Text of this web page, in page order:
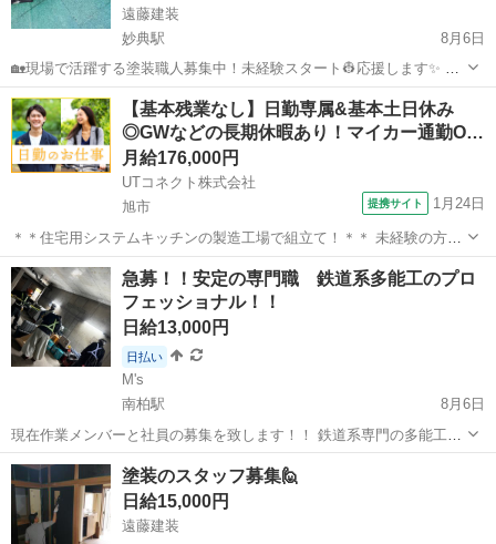
遠藤建装
妙典駅
8月6日
🏡現場で活躍する塗装職人募集中！未経験スタート👷応援します✨ 市
川や浦安で住宅塗装などを行う遠藤建装です☺️🏘️ 当店では現在塗装ス
タッフ🎨を募集中📢 経験者はもちろん、未経験の方も活躍できる環境
になっています...
千葉 市川市 妙典駅 その他
【基本残業なし】日勤専属&基本土日休み
◎GWなどの長期休暇あり！マイカー通勤O…
月給176,000円
UTコネクト株式会社
旭市
提携サイト 1月24日
＊＊住宅用システムキッチンの製造工場で組立て！＊＊ 未経験の方歓
迎！ 細かい作業をするのが得意な方にオススメのお仕事★ わからない
ことがあればすぐ聞ける環境なので、 初めての方も安心です♪ 20代・
30代・40代の幅広...
千葉 旭市 大工
急募！！安定の専門職 鉄道系多能工のプロ
フェッショナル！！
日給13,000円
日払い
M's
南柏駅
8月6日
現在作業メンバーと社員の募集を致します！！ 鉄道系専門の多能工の
仕事がメインの会社です。 まず初めに、連絡が途絶える方や適当な返
信の方マナーや常識が無い方は連絡しないで下さい、こちらの時間の
無駄です。 現在の現場は海外の方...
千葉 柏市 南柏駅 その他 瓦屋根
塗装のスタッフ募集🙋
日給15,000円
遠藤建装